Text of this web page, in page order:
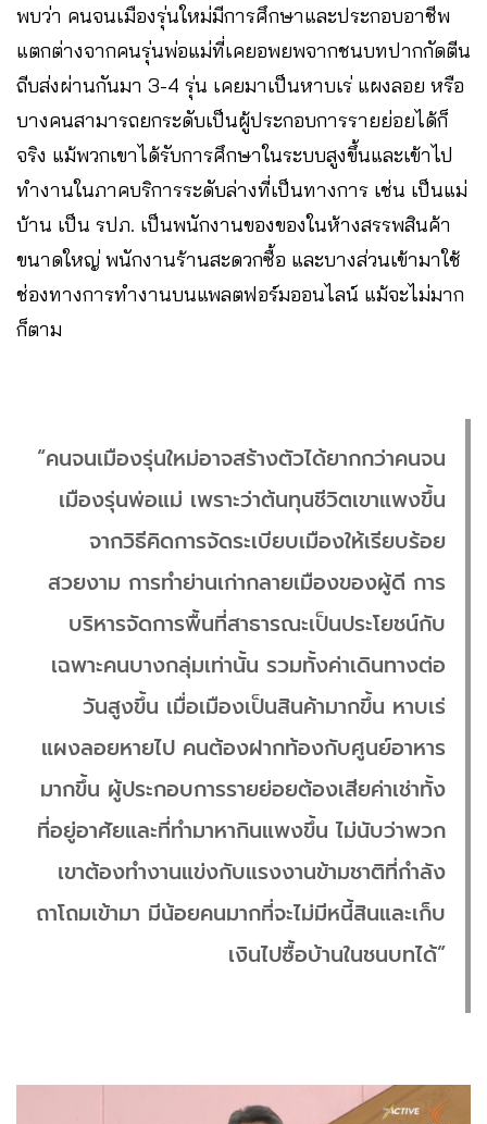
พบว่า คนจนเมืองรุ่นใหม่มีการศึกษาและประกอบอาชีพ
แตกต่างจากคนรุ่นพ่อแม่ที่เคยอพยพจากชนบทปากกัดตีน
ถีบส่งผ่านกันมา 3-4 รุ่น เคยมาเป็นหาบเร่ แผงลอย หรือ
บางคนสามารถยกระดับเป็นผู้ประกอบการรายย่อยได้ก็
จริง แม้พวกเขาได้รับการศึกษาในระบบสูงขึ้นและเข้าไป
ทำงานในภาคบริการระดับล่างที่เป็นทางการ เช่น เป็นแม่
บ้าน เป็น รปภ. เป็นพนักงานของของในห้างสรรพสินค้า
ขนาดใหญ่ พนักงานร้านสะดวกซื้อ และบางส่วนเข้ามาใช้
ช่องทางการทำงานบนแพลตฟอร์มออนไลน์ แม้จะไม่มาก
ก็ตาม
“คนจนเมืองรุ่นใหม่อาจสร้างตัวได้ยากกว่าคนจน
เมืองรุ่นพ่อแม่ เพราะว่าต้นทุนชีวิตเขาแพงขึ้น
จากวิธีคิดการจัดระเบียบเมืองให้เรียบร้อย
สวยงาม การทำย่านเก่ากลายเมืองของผู้ดี การ
บริหารจัดการพื้นที่สาธารณะเป็นประโยชน์กับ
เฉพาะคนบางกลุ่มเท่านั้น รวมทั้งค่าเดินทางต่อ
วันสูงขึ้น เมื่อเมืองเป็นสินค้ามากขึ้น หาบเร่
แผงลอยหายไป คนต้องฝากท้องกับศูนย์อาหาร
มากขึ้น ผู้ประกอบการรายย่อยต้องเสียค่าเช่าทั้ง
ที่อยู่อาศัยและที่ทำมาหากินแพงขึ้น ไม่นับว่าพวก
เขาต้องทำงานแข่งกับแรงงานข้ามชาติที่กำลัง
ถาโถมเข้ามา มีน้อยคนมากที่จะไม่มีหนี้สินและเก็บ
เงินไปซื้อบ้านในชนบทได้”